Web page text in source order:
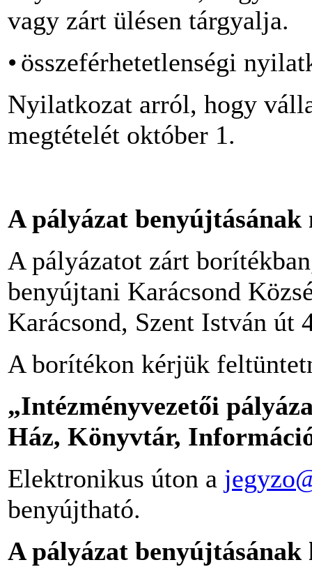
vagy zárt ülésen tárgyalja.
•összeférhetetlenségi
Nyilatkozat arról, hogy
megtételét október 1.
A pályázat benyújtásának
A pályázatot zárt
benyújtani Karácsond
Karácsond, Szent István út
A borítékon kérjük
„Intézményvezetői
Ház, Könyvtár,
Elektronikus úton a
benyújtható.
A pályázat